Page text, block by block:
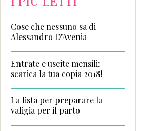
Cose che nessuno sa di
Alessandro D’Avenia
Entrate e uscite mensili:
scarica la tua copia 2018!
La lista per preparare la
valigia per il parto